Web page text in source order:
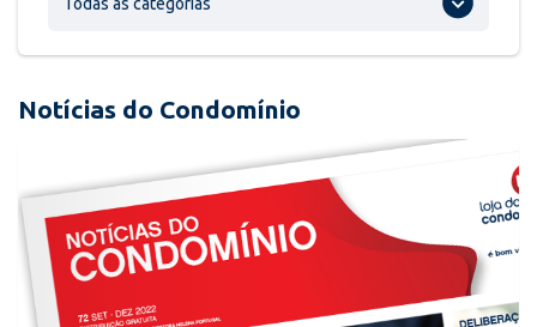
Notícias do Condomínio